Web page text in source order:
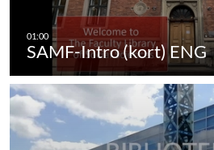
SAMF-Intro (kort) ENG